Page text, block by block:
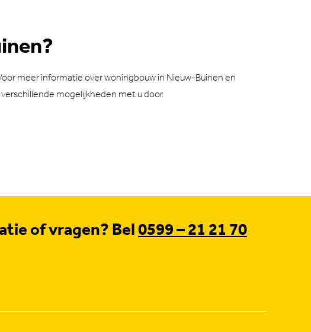
meer informatie over woningbouw in Nieuw-Buinen en
mogelijkheden met u door.
of vragen? Bel0599 – 21 21 70